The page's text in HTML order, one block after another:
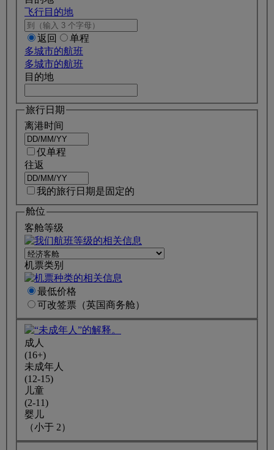
飞行目的地
返回
单程
多城市的航班
多城市的航班
目的地
旅行日期
离港时间
仅单程
往返
我的旅行日期是固定的
舱位
客舱等级
机票类别
最低价格
可改签票 （英国商务舱）
成人
(16+)
未成年人
(12-15)
儿童
(2-11)
婴儿
（小于 2）